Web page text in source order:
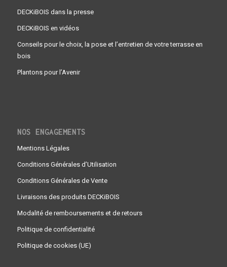
DECKiBOIS dans la presse
DECKiBOIS en vidéos
Conseils pour le choix, la pose et l’entretien de votre terrasse en
bois
Plantons pour l’Avenir
NOS ENGAGEMENTS
Mentions Légales
Conditions Générales d’Utilisation
Conditions Générales de Vente
Livraisons des produits DECKiBOIS
Modalité de remboursements et de retours
Politique de confidentialité
Politique de cookies (UE)